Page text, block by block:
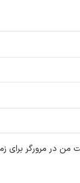
من در مرورگر برای